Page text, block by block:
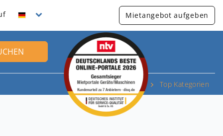
Mietangebot aufgeben
Top Kategorien